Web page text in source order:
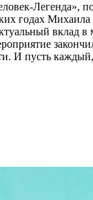
Легенда»,
годах
вклад
И пусть